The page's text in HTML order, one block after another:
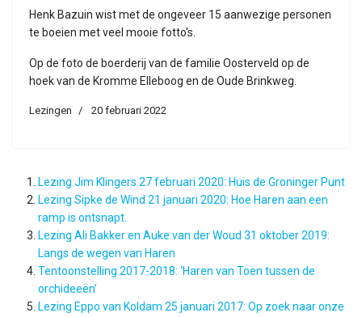
Henk Bazuin wist met de ongeveer 15 aanwezige personen
te boeien met veel mooie fotto's.
Op de foto de boerderij van de familie Oosterveld op de
hoek van de Kromme Elleboog en de Oude Brinkweg.
Lezingen 20 februari 2022
Lezing Jim Klingers 27 februari 2020: Huis de Groninger Punt
Lezing Sipke de Wind 21 januari 2020: Hoe Haren aan een
ramp is ontsnapt.
Lezing Ali Bakker en Auke van der Woud 31 oktober 2019:
Langs de wegen van Haren
Tentoonstelling 2017-2018: ‘Haren van Toen tussen de
orchideeën’
Lezing Eppo van Koldam 25 januari 2017: Op zoek naar onze